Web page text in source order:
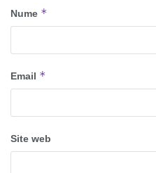
Nume *
Email *
Site web